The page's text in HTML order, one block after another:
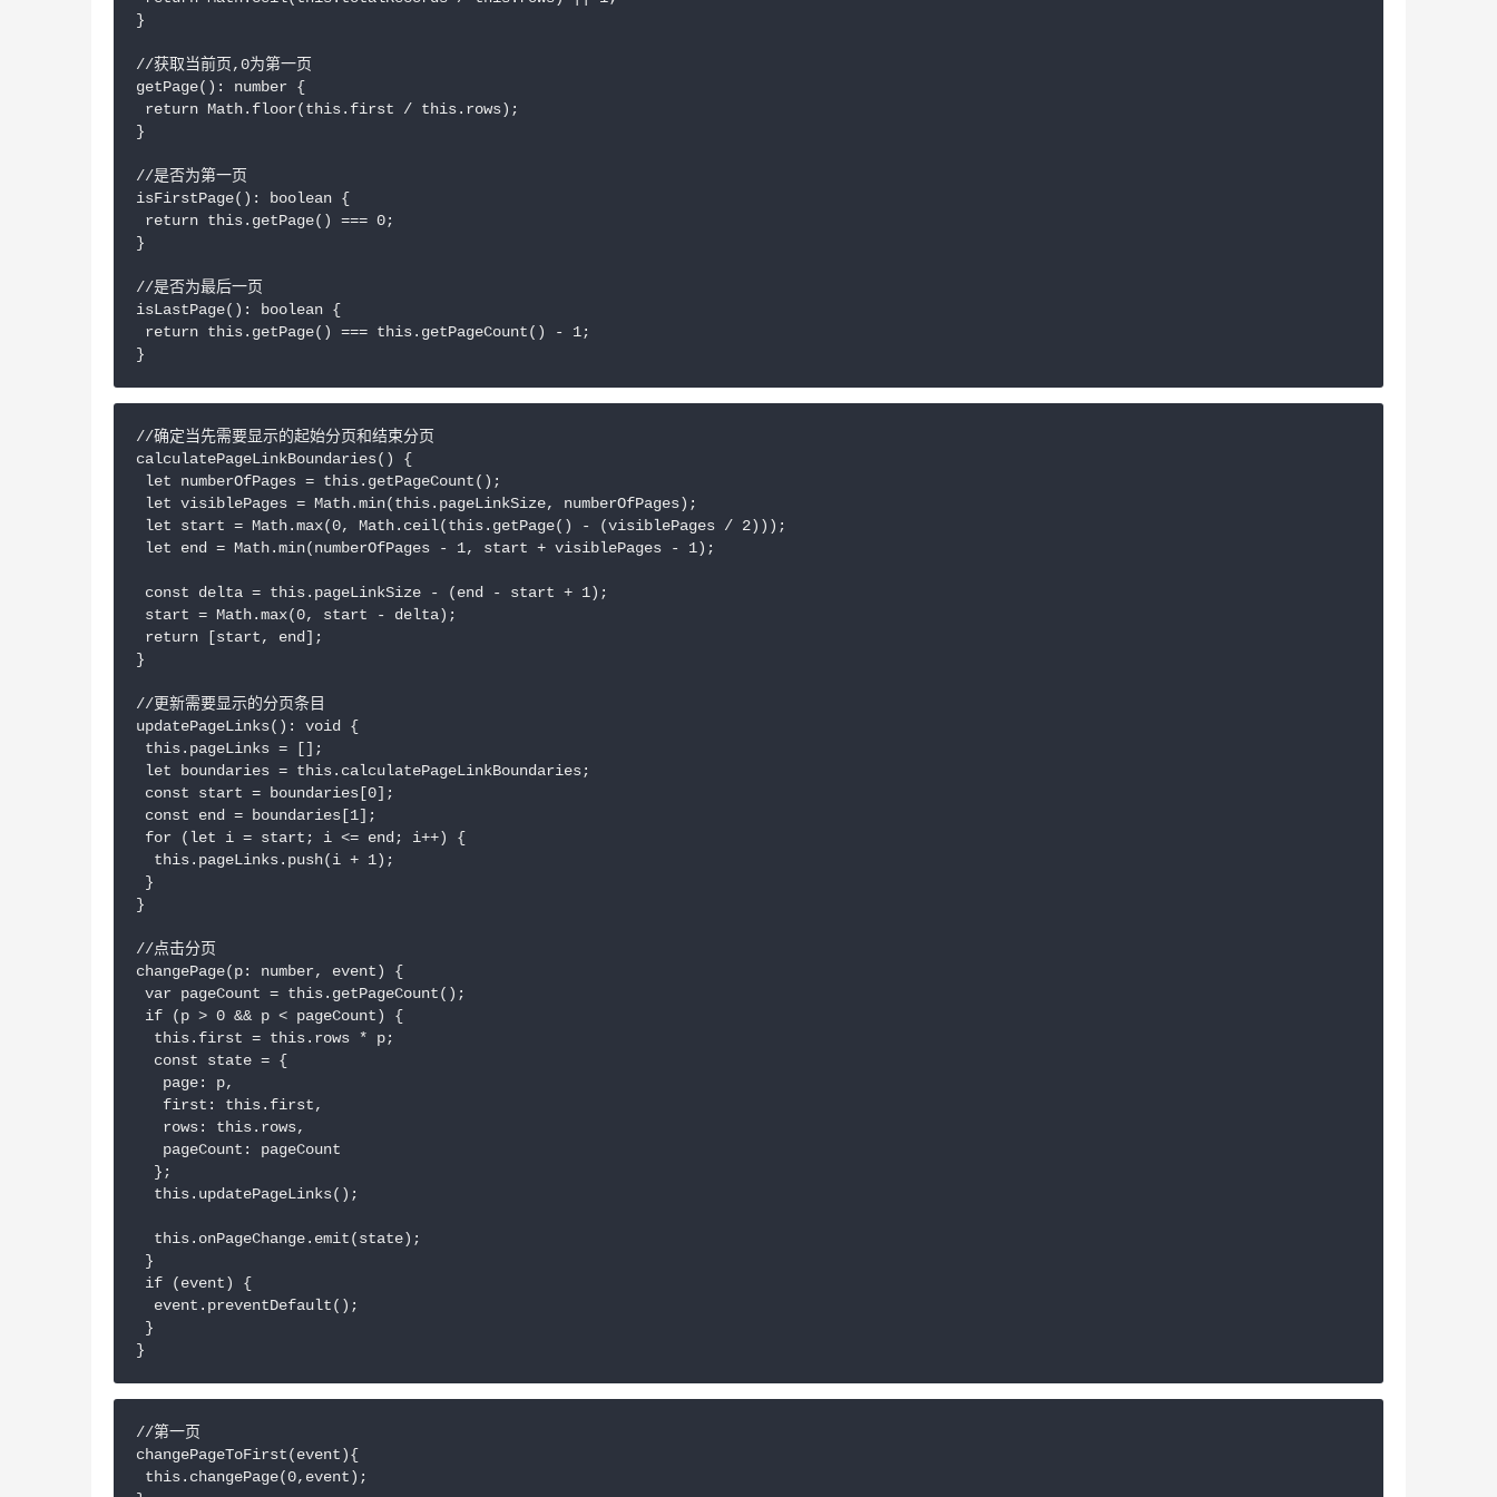
}
//获取当前页,0为第一页
getPage(): number {
return Math.floor(this.first / this.rows);
}
//是否为第一页
isFirstPage(): boolean {
return this.getPage() === 0;
}
//是否为最后一页
isLastPage(): boolean {
return this.getPage() === this.getPageCount() - 1;
//确定当先需要显示的起始分页和结束分页
calculatePageLinkBoundaries() {
let numberOfPages = this.getPageCount();
let visiblePages = Math.min(this.pageLinkSize, numberOfPages);
let start = Math.max(0, Math.ceil(this.getPage() - (visiblePages / 2)));
let end = Math.min(numberOfPages - 1, start + visiblePages - 1);
const delta = this.pageLinkSize - (end - start + 1);
start = Math.max(0, start - delta);
return [start, end];
}
//更新需要显示的分页条目
updatePageLinks(): void {
this.pageLinks = [];
let boundaries = this.calculatePageLinkBoundaries;
const start = boundaries[0];
const end = boundaries[1];
for (let i = start; i <= end; i++) {
  this.pageLinks.push(i + 1);
}
}
//点击分页
changePage(p: number, event) {
var pageCount = this.getPageCount();
if (p > 0 && p < pageCount) {
  this.first = this.rows * p;
  const state = {
   page: p,
   first: this.first,
   rows: this.rows,
   pageCount: pageCount
  };
  this.updatePageLinks();
  this.onPageChange.emit(state);
}
if (event) {
  event.preventDefault();
}
//第一页
changePageToFirst(event){
this.changePage(0,event);